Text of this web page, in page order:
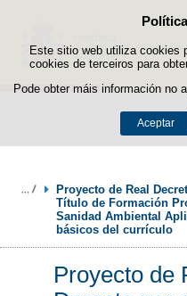
Este sitio web utiliza cookies
cookies de terceiros para
Pode obter máis información no
Aceptar
Proyecto de Real
Título de Formación
Sanidad Ambiental
básicos del currículo
Proyecto de